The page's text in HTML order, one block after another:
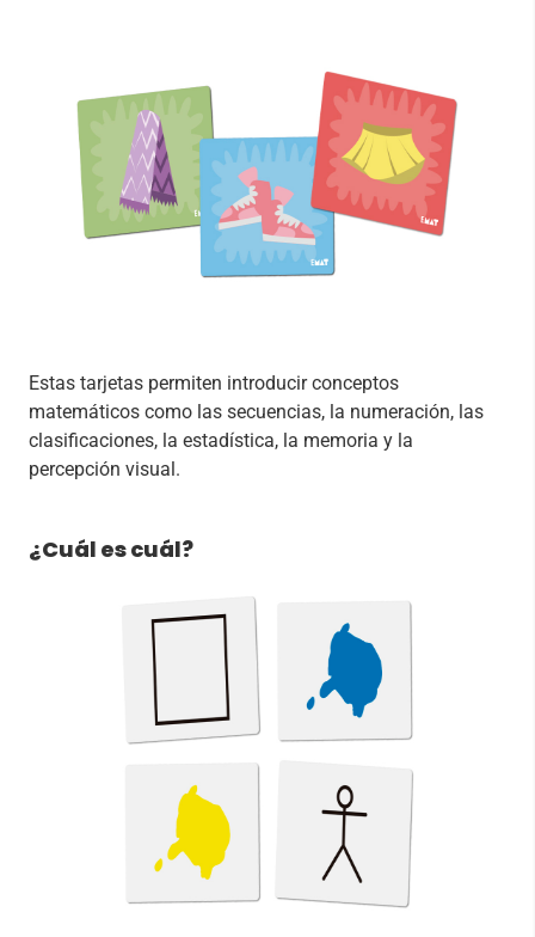
Estas tarjetas permiten introducir conceptos
matemáticos como las secuencias, la numeración, las
clasificaciones, la estadística, la memoria y la
percepción visual.
¿Cuál es cuál?